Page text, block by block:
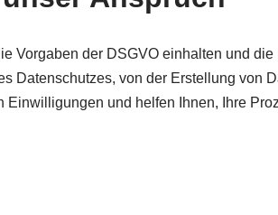
Vorgaben der DSGVO einhalten und die
Datenschutzes, von der Erstellung von
und helfen Ihnen, Ihre